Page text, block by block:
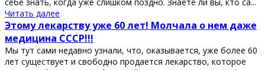
Читать далее
Этому лекарству уже 60 лет! Молчала о нем даже
медицина СССР!!!
Мы тут сами недавно узнали, что, оказывается, уже более 60
лет существует и свободно продается лекарство, которое